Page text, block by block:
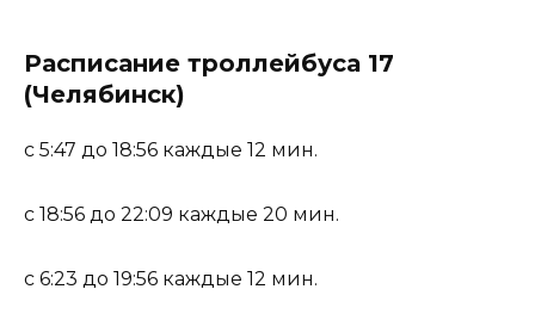
Расписание троллейбуса 17
(Челябинск)
с 5:47 до 18:56 каждые 12 мин.
с 18:56 до 22:09 каждые 20 мин.
с 6:23 до 19:56 каждые 12 мин.